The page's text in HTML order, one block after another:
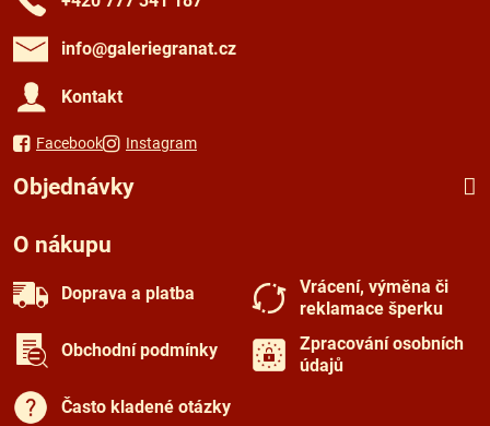
info​@galeriegranat​.cz
Kontakt
Facebook Instagram
Objednávky
O nákupu
Doprava a platba
Vrácení, výměna či
reklamace šperku
Obchodní podmínky
Zpracování osobních
údajů
Často kladené otázky